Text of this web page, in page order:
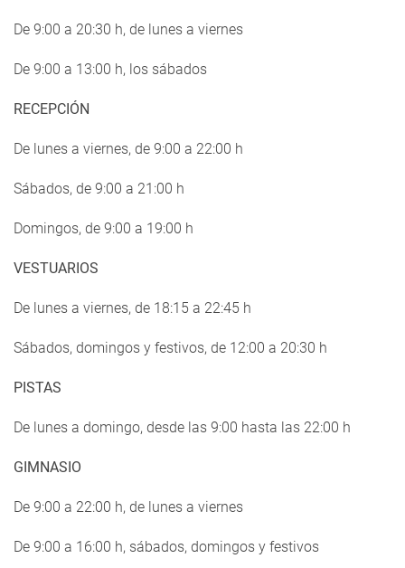
De 9:00 a 20:30 h, de lunes a viernes
De 9:00 a 13:00 h, los sábados
RECEPCIÓN
De lunes a viernes, de 9:00 a 22:00 h
Sábados, de 9:00 a 21:00 h
Domingos, de 9:00 a 19:00 h
VESTUARIOS
De lunes a viernes, de 18:15 a 22:45 h
Sábados, domingos y festivos, de 12:00 a 20:30 h
PISTAS
De lunes a domingo, desde las 9:00 hasta las 22:00 h
GIMNASIO
De 9:00 a 22:00 h, de lunes a viernes
De 9:00 a 16:00 h, sábados, domingos y festivos